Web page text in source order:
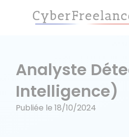
Analyste
Intelligence)
Publiée le 18/10/2024